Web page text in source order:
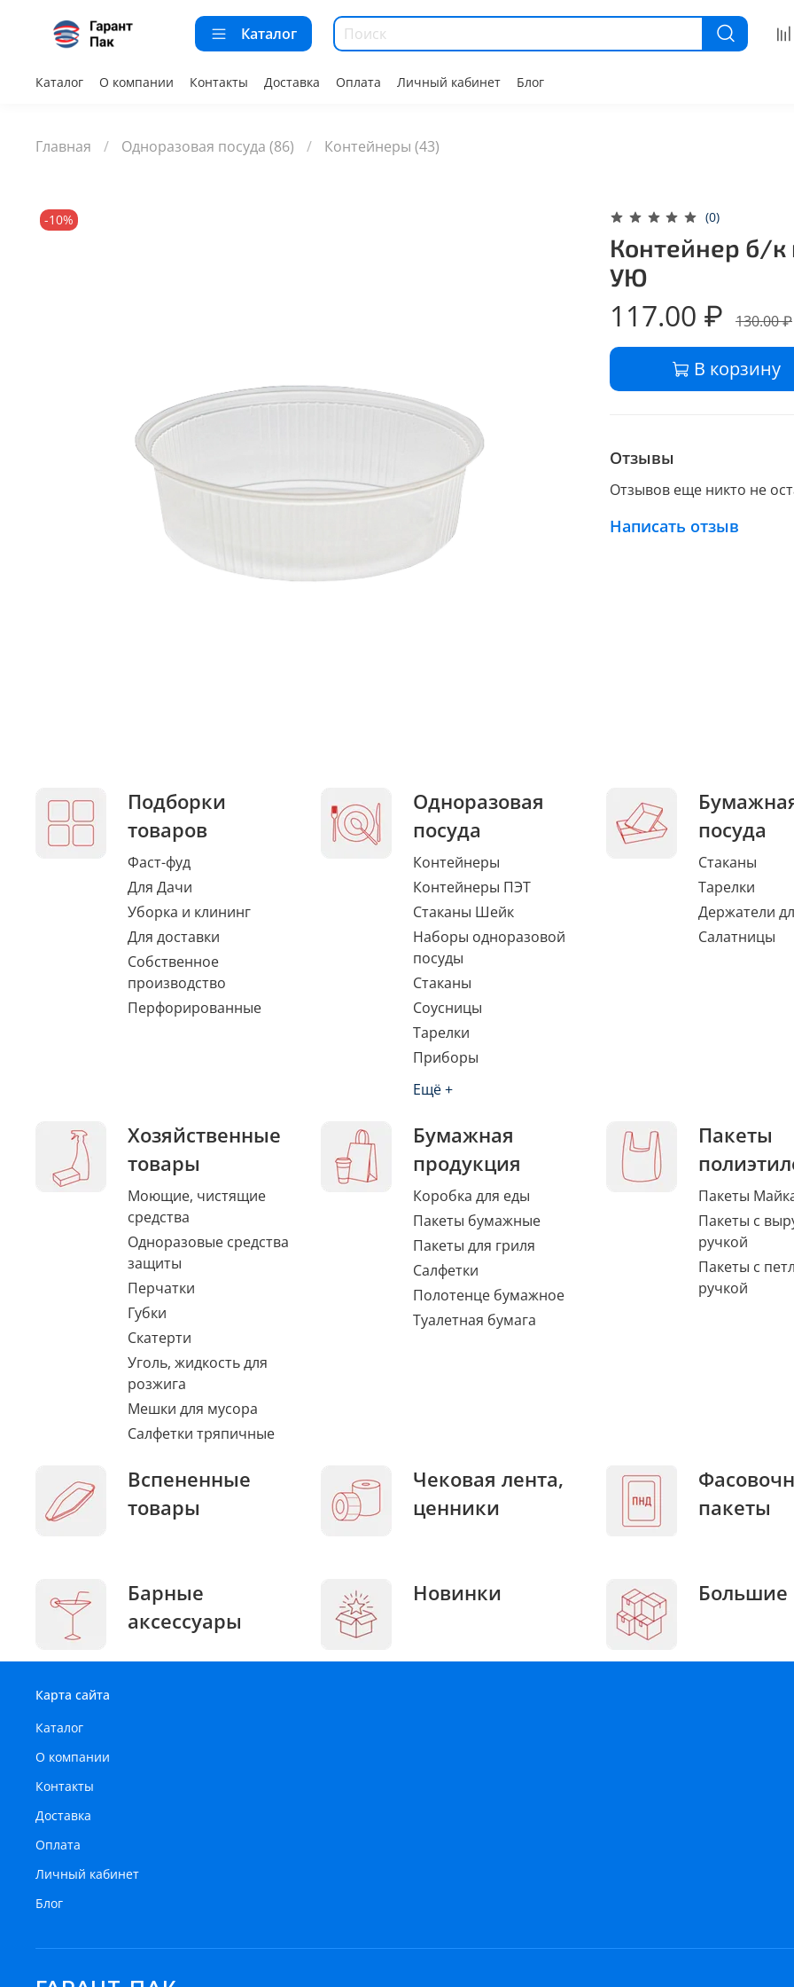
Каталог
Каталог О компании Контакты Доставка Оплата Личный кабинет Блог
Главная Одноразовая посуда (86) Контейнеры (43)
-10% (0)
Контейнер б/к
УЮ
117.00 ₽ 130.00 ₽
В корзину
Отзывы
Отзывов еще никто не
Написать отзыв
Подборки
товаров
Фаст-фуд
Для Дачи
Уборка и клининг
Для доставки
Собственное
производство
Перфорированные
Одноразовая
посуда
Контейнеры
Контейнеры ПЭТ
Стаканы Шейк
Наборы одноразовой
посуды
Стаканы
Соусницы
Тарелки
Приборы
Ещё +
посуда
Стаканы
Тарелки
Держатели
Салатницы
Хозяйственные
товары
Моющие, чистящие
средства
Одноразовые средства
защиты
Перчатки
Губки
Скатерти
Уголь, жидкость для
розжига
Мешки для мусора
Салфетки тряпичные
Бумажная
продукция
Коробка для еды
Пакеты бумажные
Пакеты для гриля
Салфетки
Полотенце бумажное
Туалетная бумага
Пакеты
Пакеты
Пакеты с
ручкой
Пакеты с
ручкой
Вспененные
товары
Чековая лента,
ценники
пакеты
Барные
аксессуары
Новинки Большие
Карта сайта
Каталог
О компании
Контакты
Доставка
Оплата
Личный кабинет
Блог